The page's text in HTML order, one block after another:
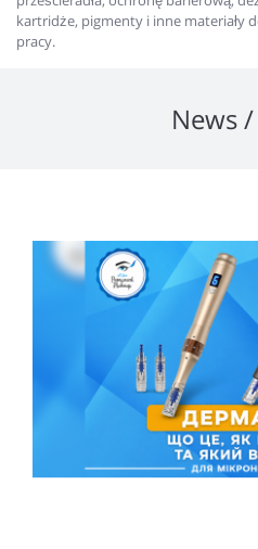
kartridże, pigmenty i inne materiały
pracy.
News